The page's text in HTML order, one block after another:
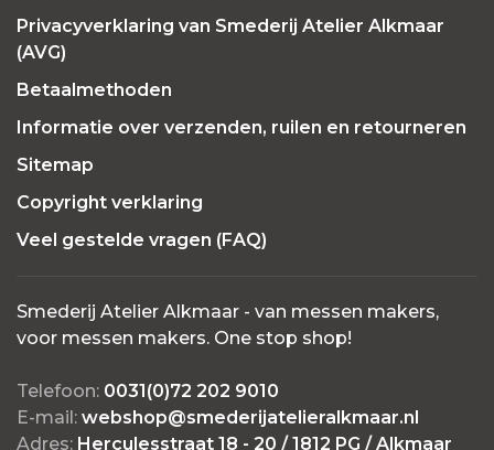
Privacyverklaring van Smederij Atelier Alkmaar
(AVG)
Betaalmethoden
Informatie over verzenden, ruilen en retourneren
Sitemap
Copyright verklaring
Veel gestelde vragen (FAQ)
Smederij Atelier Alkmaar - van messen makers,
voor messen makers. One stop shop!
Telefoon: 0031(0)72 202 9010
E-mail: webshop@smederijatelieralkmaar.nl
Adres: Herculesstraat 18 - 20 / 1812 PG / Alkmaar